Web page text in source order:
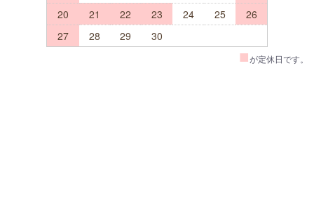
20
21 22 23 24 25
26
27
28 29 30
■が定休日です。